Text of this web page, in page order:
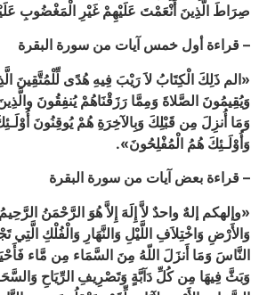
صِرَاطَ الَّذِينَ أَنْعَمْتَ عَلَيْهِمْ غَيْرِ الْمَغْضُوبِ
– قراءة أول خمس آيات من سورة البقرة
«الم ذَلِكَ الْكِتَابُ لاَ رَيْبَ فِيهِ هُدًى لِّلْمُتَّقِينَ
وَيُقِيمُونَ الصَّلاةَ وَمِمَّا رَزَقْنَاهُمْ يُنفِقُونَ
وَمَا أُنزِلَ مِن قَبْلِكَ وَبِالآخِرَةِ هُمْ يُوقِنُونَ
وَأُوْلَـئِكَ هُمُ الْمُفْلِحُونَ».
– قراءة بعض آيات من سورة البقرة
«وإلهكم إلهٌ واحدٌ لاَّ إِلَهَ إِلاَّ هُوَ الرَّحْمَنُ
وَالأَرْضِ وَاخْتِلاَفِ اللَّيْلِ وَالنَّهَارِ وَالْفُلْكِ الَّتِي
النَّاسَ وَمَا أَنزَلَ اللّهُ مِنَ السَّمَاء مِن مَّاء
وَبَثَّ فِيهَا مِن كُلِّ دَآبَّةٍ وَتَصْرِيفِ الرِّيَاحِ